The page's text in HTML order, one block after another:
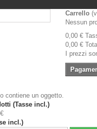
Carrello
Nessun
0,00 €
0,00 €
I prezzi
contiene un oggetto.
(Tasse incl.)
incl.)